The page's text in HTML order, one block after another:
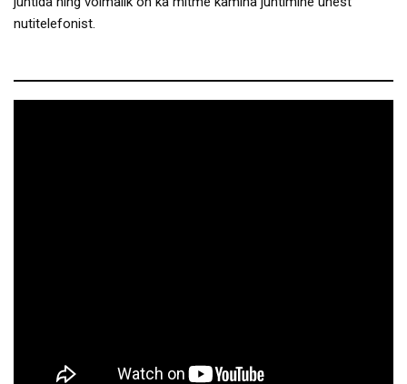
nutitelefonist.